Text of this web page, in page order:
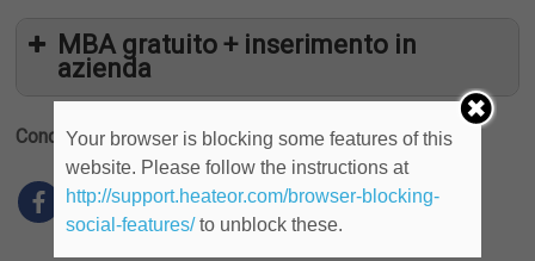
MBA gratuito + inserimento in
azienda
CondividiYour browser is blocking some features of this
website. Please follow the instructions at
http://support.heateor.com/browser-blocking-
social-features/to unblock these.